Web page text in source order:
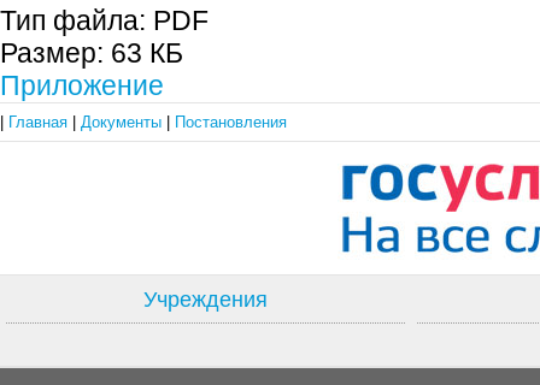
Тип файла: PDF
Размер: 63 КБ
Приложение
Главная Документы Постановления
Учреждения